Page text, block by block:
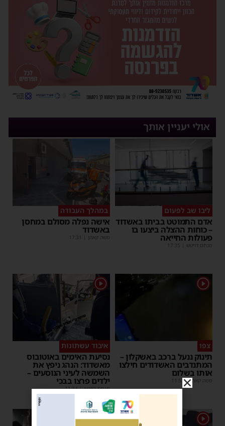
אולי יעניין אותך
ליבו שב לפעום
אדם התמוטט בביתו באשדוד
– כוחות ההצלה ביצעו בו
פעולות החייאה
מנחם דויטש |
17:35
במהלך העבודה
אישה נפלה מסולם במחסן
באשדוד
משה קאהן |
17:31
תינוק ננעל ברכב באשקלון –
המתנדבים האשדודים חילצו
אותו בשלום
משה קאהן |
11:53
איבוד עשתונות
נסיעת האימים באוטובוס
מאשדוד: הנהג ניפץ את
השמשה לעיני הנוסעים –
ילדים פרצו בבכי
מנחם דויטש |
11:34